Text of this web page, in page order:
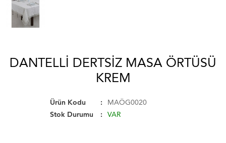
DANTELLI DERTSIZ MASA ÖRTÜSÜ
KREM
Ürün Kodu
MAÖG0020
Stok Durumu
VAR